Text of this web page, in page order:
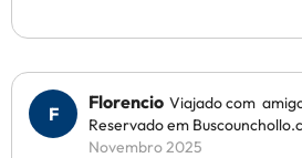
Florencio Viajado com
Reservado em
Novembro 2025